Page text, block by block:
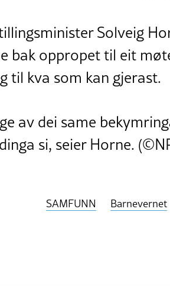
Solveig
bak oppropet til eit
til kva som kan gjerast.
av dei same
si, seier Horne.
SAMFUNN Barnevernet